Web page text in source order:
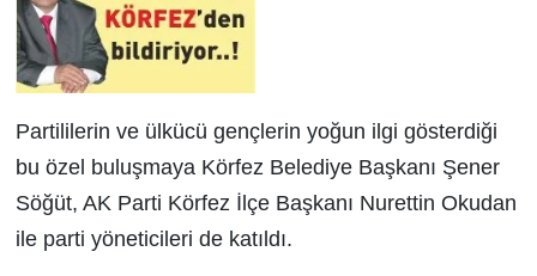
Partililerin ve ülkücü gençlerin yoğun ilgi gösterdiği
bu özel buluşmaya Körfez Belediye Başkanı Şener
Söğüt, AK Parti Körfez İlçe Başkanı Nurettin Okudan
ile parti yöneticileri de katıldı.